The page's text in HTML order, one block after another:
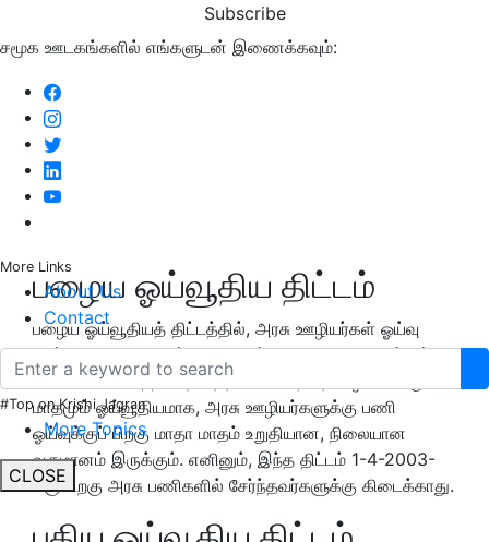
Subscribe
சமூக ஊடகங்களில் எங்களுடன் இணைக்கவும்:
More Links
About Us
Contact
#Top on Krishi Jagran
More Topics
CLOSE
பழைய ஓய்வூதிய திட்டம்
பழைய ஓய்வூதியத் திட்டத்தில், அரசு ஊழியர்கள் ஓய்வு
பெற்ற பிறகு, அனைத்து கொடுப்பனவுகளோடு அவர்கள்
கடைசியாக பெற்ற ஊதியத்தில் 50 சதவீதம் ஒவ்வொரு
மாதமும் ஓய்வூதியமாக, அரசு ஊழியர்களுக்கு பணி
ஓய்வுக்குப் பிறகு மாதா மாதம் உறுதியான, நிலையான
வருமானம் இருக்கும். எனினும், இந்த திட்டம் 1-4-2003-
க்கு பிறகு அரசு பணிகளில் சேர்ந்தவர்களுக்கு கிடைக்காது.